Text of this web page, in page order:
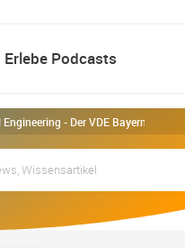
Erlebe Podcasts
Engineering - Der VDE Bayern